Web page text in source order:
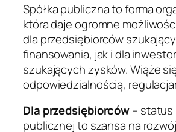
Spółka publiczna to forma
która daje ogromne
dla przedsiębiorców
finansowania, jak i dla
szukających zysków. Wiąże
odpowiedzialnością,
Dla przedsiębiorców– status
publicznej to szansa na